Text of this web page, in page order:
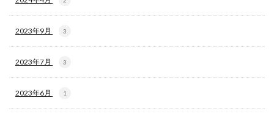
2023年9月 3
2023年7月 3
2023年6月 1